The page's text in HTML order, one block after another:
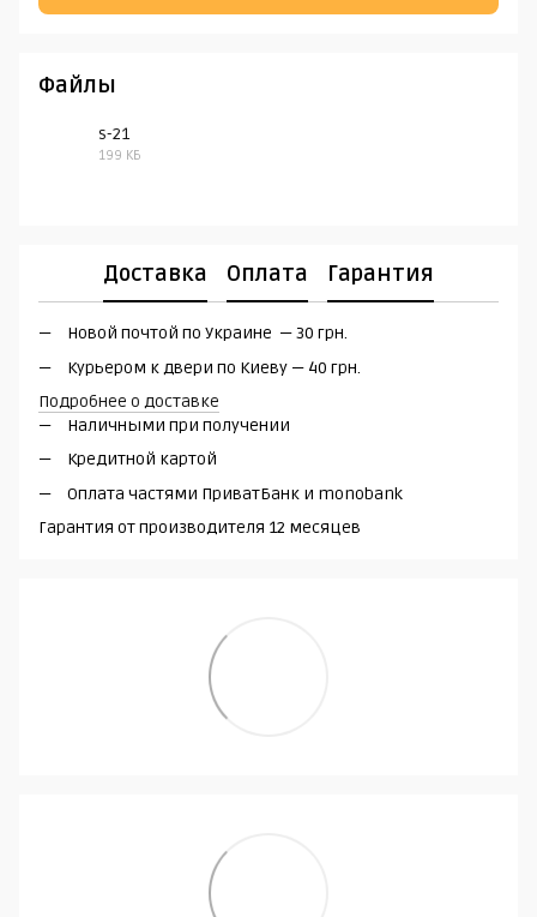
Файлы
s-21
199 КБ
Доставка Оплата Гарантия
Новой почтой по Украине — 30 грн.
Курьером к двери по Киеву — 40 грн.
Подробнее о доставке
Наличными при получении
Кредитной картой
Оплата частями ПриватБанк и monobank
Гарантия от производителя 12 месяцев